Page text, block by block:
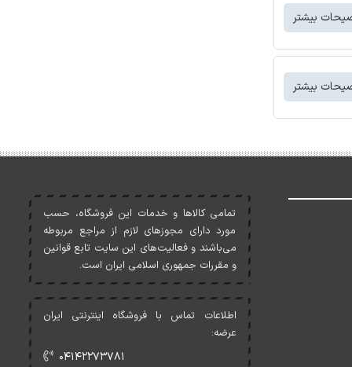
بیشتر
بیشتر
تمامی کالاها و خدمات اين فروشگاه، حسب
مورد دارای مجوزهای لازم از مراجع مربوطه
می‌باشند و فعاليت‌های اين سايت تابع قوانين
و مقررات جمهوری اسلامی ايران است.
اطلاعات تماس با فروشگاه اینترنتی ایران
عرضه:
۰۴۱۴۲۲۷۳۷۸۱